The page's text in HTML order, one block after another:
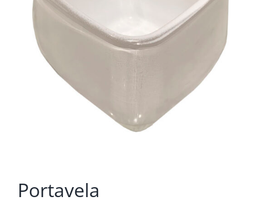
Portavela